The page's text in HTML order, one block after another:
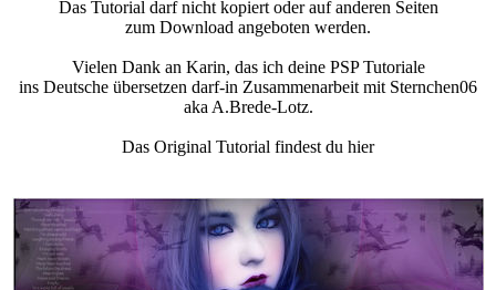
Das Tutorial darf nicht kopiert oder auf anderen Seiten
zum Download angeboten werden.
Vielen Dank an Karin, das ich deine PSP Tutoriale
ins Deutsche übersetzen darf-in Zusammenarbeit mit Sternchen06
aka A.Brede-Lotz.
Das Original Tutorial findest du hier